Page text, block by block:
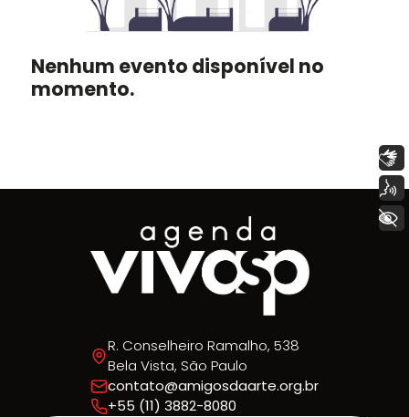
Nenhum evento disponível no
momento.
R. Conselheiro Ramalho, 538
Bela Vista, São Paulo
contato@amigosdaarte.org.br
+55 (11) 3882-8080
Voz
+ Acessibilidade